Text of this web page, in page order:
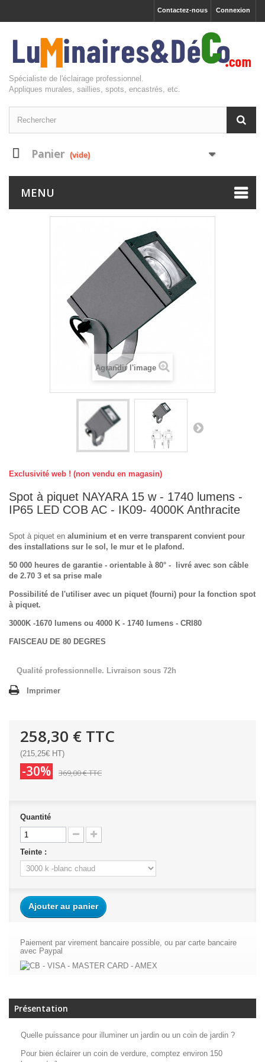
Connexion
Contactez-nous
Spécialiste de l'éclairage professionnel.
Appliques murales, saillies, spots, encastrés, etc.
Panier (vide)
MENU
Agrandir l'image
Exclusivité web ! (non vendu en magasin)
Spot à piquet NAYARA 15 w - 1740 lumens -
IP65 LED COB AC - IK09- 4000K Anthracite
Spot à piquet en aluminium et en verre transparent convient pour
des installations sur le sol, le mur et le plafond.
50 000 heures de garantie - orientable à 80° - livré avec son câble
de 2.70 3 et sa prise male
Possibilité de l'utiliser avec un piquet (fourni) pour la fonction spot
à piquet.
3000K -1670 lumens ou 4000 K - 1740 lumens - CRI80
FAISCEAU DE 80 DEGRES
Qualité professionnelle. Livraison sous 72h
Imprimer
258,30 € TTC
(215,25€ HT)
-30% 369,00 €TTC
Quantité
Teinte :
Ajouter au panier
Paiement par virement bancaire possible, ou par carte bancaire
avec Paypal
Présentation
Quelle puissance pour illuminer un jardin ou un coin de jardin ?
Pour bien éclairer un coin de verdure, comptez environ 150